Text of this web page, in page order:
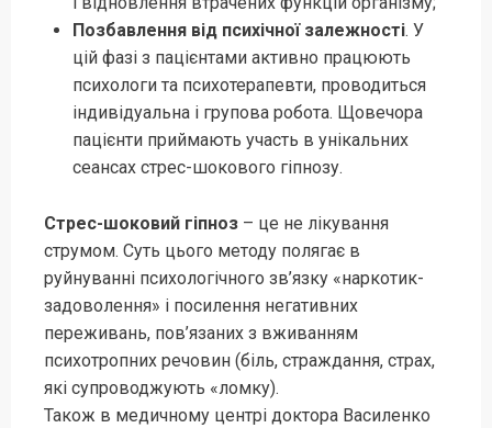
Позбавлення від психічної залежності. У
цій фазі з пацієнтами активно працюють
психологи та психотерапевти, проводиться
індивідуальна і групова робота. Щовечора
пацієнти приймають участь в унікальних
сеансах стрес-шокового гіпнозу.
Стрес-шоковий гіпноз – це не лікування
струмом. Суть цього методу полягає в
руйнуванні психологічного зв’язку «наркотик-
задоволення» і посилення негативних
переживань, пов’язаних з вживанням
психотропних речовин (біль, страждання, страх,
які супроводжують «ломку).
Також в медичному центрі доктора Василенко